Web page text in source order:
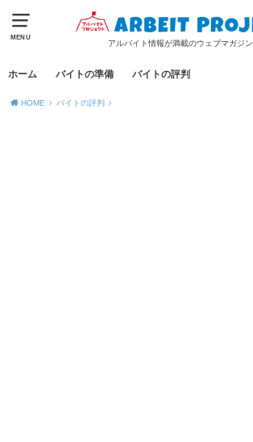
MENU
アルバイト情報が満載のウェブマガジン
ホーム バイトの準備 バイトの評判
HOME バイトの評判